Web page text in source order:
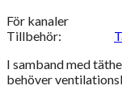
För kanaler
Tillbehör:
I samband med
behöver